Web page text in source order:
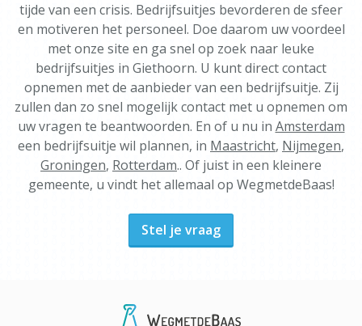
tijde van een crisis. Bedrijfsuitjes bevorderen de sfeer
en motiveren het personeel. Doe daarom uw voordeel
met onze site en ga snel op zoek naar leuke
bedrijfsuitjes in Giethoorn. U kunt direct contact
opnemen met de aanbieder van een bedrijfsuitje. Zij
zullen dan zo snel mogelijk contact met u opnemen om
uw vragen te beantwoorden. En of u nu in Amsterdam
een bedrijfsuitje wil plannen, in Maastricht, Nijmegen,
Groningen, Rotterdam.. Of juist in een kleinere
gemeente, u vindt het allemaal op WegmetdeBaas!
Stel je vraag